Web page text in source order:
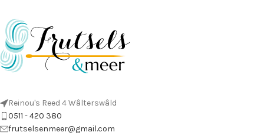
Reinou's Reed 4 Wâlterswâld
0511 - 420 380
frutselsenmeer@gmail.com